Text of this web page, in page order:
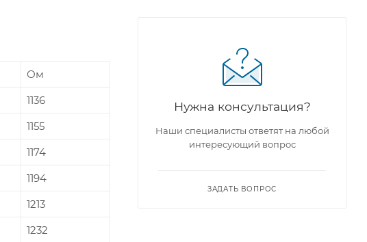
Ом
1136
1155
1174
1194
1213
1232
Нужна консультация?
Наши специалисты ответят на любой
интересующий вопрос
ЗАДАТЬ ВОПРОС